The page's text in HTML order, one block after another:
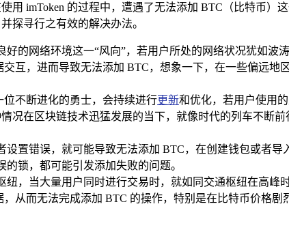
imToken 的过程中，遭遇了无法添加 BTC（比特币）
探寻行之有效的解决办法。
的网络环境这一“风向”，若用户所处的网络状况犹如波
互，进而导致无法添加 BTC，想象一下，在一些偏远地
位不断进化的勇士，会持续进行更新和优化，若用户使用
在区块链技术迅猛发展的当下，就像时代的列车不断前
置错误，就可能导致无法添加 BTC，在创建钱包或者导
锁，都可能引发添加失败的问题。
，当大量用户同时进行交易时，就如同交通枢纽在高峰
从而无法完成添加 BTC 的操作，特别是在比特币价格剧